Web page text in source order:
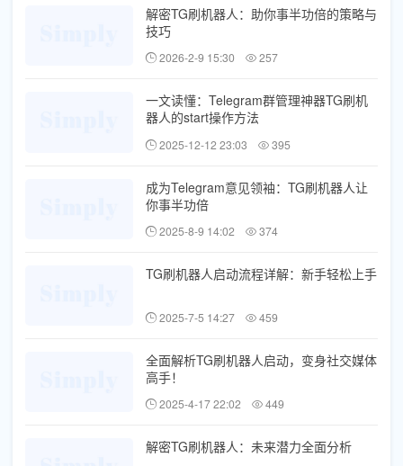
解密TG刷机器人：助你事半功倍的策略与
技巧
2026-2-9 15:30 257
一文读懂：Telegram群管理神器TG刷机
器人的start操作方法
2025-12-12 23:03 395
成为Telegram意见领袖：TG刷机器人让
你事半功倍
2025-8-9 14:02 374
TG刷机器人启动流程详解：新手轻松上手
2025-7-5 14:27 459
全面解析TG刷机器人启动，变身社交媒体
高手！
2025-4-17 22:02 449
解密TG刷机器人：未来潜力全面分析